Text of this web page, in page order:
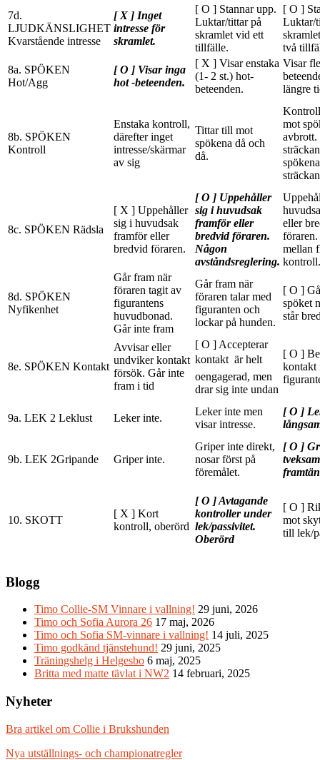
7d.
LJUDKÄNSLIGHET
Kvarstående intresse
[ X ] Inget
intresse för
skramlet.
[ O ] Stannar upp.
Luktar/tittar på
skramlet vid ett
tillfälle.
[ O ]
Luktar/
två
8a. SPÖKEN
Hot/Agg
[ O ] Visar inga
hot -beteenden.
[ X ] Visar enstaka
(1- 2 st.) hot-
beteenden.
Visar
längre
8b. SPÖKEN
Kontroll
Enstaka kontroll,
därefter inget
intresse/skärmar
av sig
Tittar till mot
spökena då och
då.
mot
avbrott.
8c. SPÖKEN Rädsla
[ X ] Uppehåller
sig i huvudsak
framför eller
bredvid föraren.
[ O ] Uppehåller
sig i huvudsak
framför eller
bredvid föraren.
Någon
avståndsreglering.
eller
mellan
kontroll.
8d. SPÖKEN
Nyfikenhet
Går fram när
föraren tagit av
figurantens
huvudbonad.
Går inte fram
Går fram när
föraren talar med
figuranten och
lockar på hunden.
[ O ]
spöket
står
8e. SPÖKEN Kontakt
Avvisar eller
undviker kontakt
försök. Går inte
fram i tid
[ O ] Accepterar
kontakt  är helt
oengagerad, men
drar sig inte undan
[ O ]
kontakt
9a. LEK 2 Leklust Leker inte.
Leker inte men
visar intresse.
[ O ]
9b. LEK 2Gripande Griper inte.
Griper inte direkt,
nosar först på
föremålet.
[ O ]
10. SKOTT
[ X ] Kort
kontroll, oberörd
[ O ] Avtagande
kontroller under
lek/passivitet.
Oberörd
[ O ]
mot
till lek/
Blogg
Timo Collie-SM Vinnare i vallning! 29 juni, 2026
Timo och Sofia Aurora 26 17 maj, 2026
Timo och Sofia SM-vinnare i vallning! 14 juli, 2025
Timo godkänd tjänstehund! 29 juni, 2025
Träningshelg i Helgesbo 6 maj, 2025
Britta med matte tävlat i NW2 14 februari, 2025
Nyheter
Bra artikel om Collie i Brukshunden
Nya utställnings- och championatregler